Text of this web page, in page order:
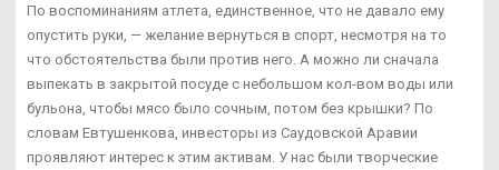
По воспоминаниям атлета, единственное, что не давало ему
опустить руки, — желание вернуться в спорт, несмотря на то
что обстоятельства были против него. А можно ли сначала
выпекать в закрытой посуде с небольшом кол-вом воды или
бульона, чтобы мясо было сочным, потом без крышки? По
словам Евтушенкова, инвесторы из Саудовской Аравии
проявляют интерес к этим активам. У нас были творческие